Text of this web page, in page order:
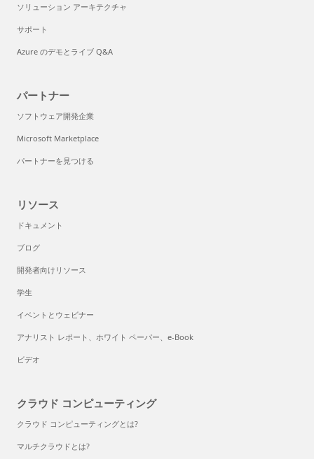
ソリューション アーキテクチャ
サポート
Azure のデモとライブ Q&A
パートナー
ソフトウェア開発企業
Microsoft Marketplace
パートナーを見つける
リソース
ドキュメント
ブログ
開発者向けリソース
学生
イベントとウェビナー
アナリスト レポート、ホワイト ペーパー、e-Book
ビデオ
クラウド コンピューティング
クラウド コンピューティングとは?
マルチクラウドとは?